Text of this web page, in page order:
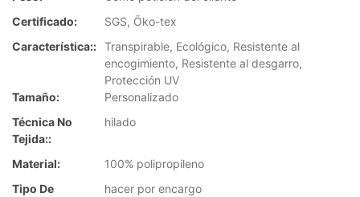
Certificado:
SGS, Öko-tex
Característica:: Transpirable, Ecológico, Resistente al
encogimiento, Resistente al desgarro,
Protección UV
Tamaño:
Personalizado
Técnica No
Tejida::
hilado
Material:
100% polipropileno
Tipo De
hacer por encargo